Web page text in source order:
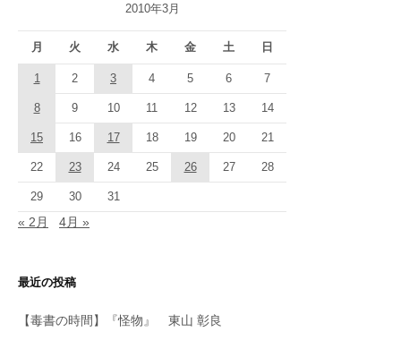
2010年3月
月 火 水 木 金 土 日
1 2 3 4 5 6 7
8 9 10 11 12 13 14
15 16 17 18 19 20 21
22 23 24 25 26 27 28
29 30 31
« 2月 4月 »
最近の投稿
【毒書の時間】『怪物』 東山 彰良